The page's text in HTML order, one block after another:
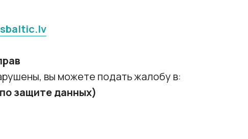
вы можете подать жалобу в:
защите данных)